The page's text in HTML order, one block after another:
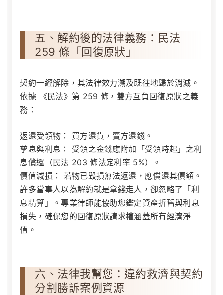
五、解約後的法律義務：民法
259 條「回復原狀」
契約一經解除，其法律效力溯及既往地歸於消滅。
依據
《民法》第 259 條 ，雙方互負回復原狀之義
務：
返還受領物：
買方還貨，賣方還錢。
孳息與利息：
受領之金錢應附加「受領時起」之利
息償還（民法 203 條法定利率 5%）。
價值減損：
若物已毀損無法返還，應償還其價額。
許多當事人以為解約就是拿錢走人，卻忽略了「利
息精算」。專業律師能協助您鑑定資產折舊與利息
損失，確保您的回復原狀請求權涵蓋所有經濟淨
值。
六、法律我幫您：違約救濟與契約
分割勝訴案例資源